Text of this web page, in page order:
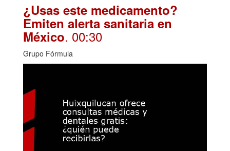
¿Usas este medicamento?
Emiten alerta sanitaria en
México. 00:30
Grupo Fórmula